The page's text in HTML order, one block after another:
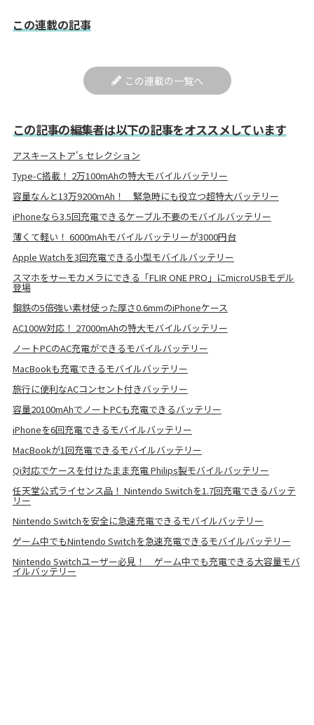
この連載の記事
この連載の一覧へ
この記事の編集者は以下の記事をオススメしています
アスキーストア's セレクション
Type-C搭載！ 2万100mAhの特大モバイルバッテリー
容量なんと13万9200mAh！ 緊急時にも役立つ超特大バッテリー
iPhoneなら3.5回充電できるケーブル不要のモバイルバッテリー
薄くて軽い！ 6000mAhモバイルバッテリーが3000円台
Apple Watchを3回充電できる小型モバイルバッテリー
スマホをサーモカメラにできる「FLIR ONE PRO」にmicroUSBモデル
登場
鋼鉄の5倍強い素材使った厚さ0.6mmのiPhoneケース
AC100W対応！ 27000mAhの特大モバイルバッテリー
ノートPCのAC充電ができるモバイルバッテリー
MacBookも充電できるモバイルバッテリー
旅行に便利なACコンセント付きバッテリー
容量20100mAhでノートPCも充電できるバッテリー
iPhoneを6回充電できるモバイルバッテリー
MacBookが1回充電できるモバイルバッテリー
Qi対応でケースを付けたまま充電 Philips製モバイルバッテリー
任天堂公式ライセンス品！ Nintendo Switchを1.7回充電できるバッテ
リー
Nintendo Switchを安全に急速充電できるモバイルバッテリー
ゲーム中でもNintendo Switchを急速充電できるモバイルバッテリー
Nintendo Switchユーザー必見！ ゲーム中でも充電できる大容量モバ
イルバッテリー